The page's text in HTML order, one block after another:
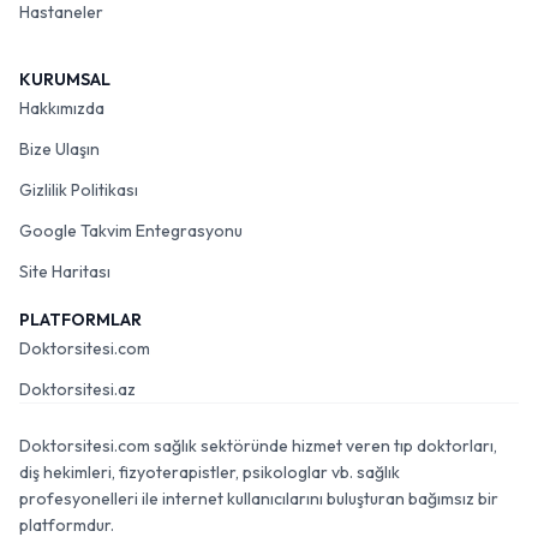
Hastaneler
KURUMSAL
Hakkımızda
Bize Ulaşın
Gizlilik Politikası
Google Takvim Entegrasyonu
Site Haritası
PLATFORMLAR
Doktorsitesi.com
Doktorsitesi.az
Doktorsitesi.com sağlık sektöründe hizmet veren tıp doktorları,
diş hekimleri, fizyoterapistler, psikologlar vb. sağlık
profesyonelleri ile internet kullanıcılarını buluşturan bağımsız bir
platformdur.